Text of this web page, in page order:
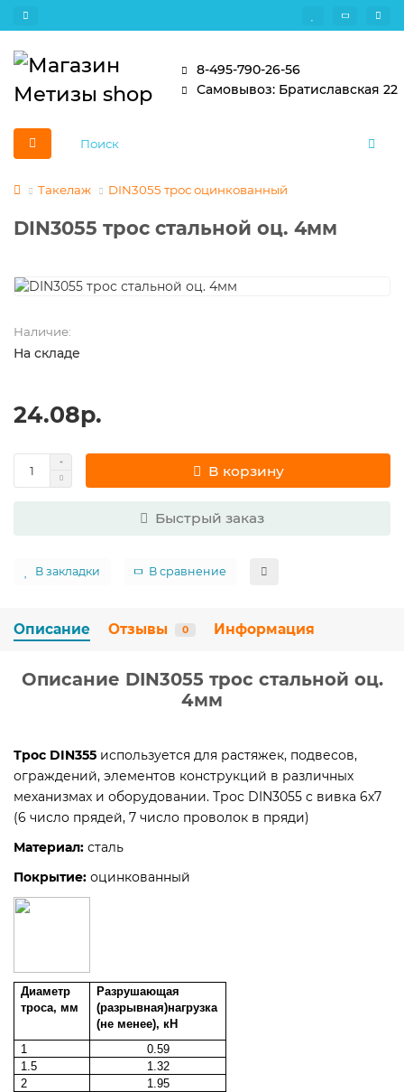
8-495-790-26-56
Самовывоз: Братиславская 22
Такелаж DIN3055 трос оцинкованный
DIN3055 трос стальной оц. 4мм
Наличие:
На складе
24.08р.
В корзину
Быстрый заказ
В закладки В сравнение
Описание Отзывы 0 Информация
Описание DIN3055 трос стальной оц.
4мм
Трос DIN355 используется для растяжек, подвесов,
ограждений, элементов конструкций в различных
механизмах и оборудовании. Трос DIN3055 c вивка 6х7
(6 число прядей, 7 число проволок в пряди)
Материал: сталь
Покрытие: оцинкованный
Диаметр
троса, мм
Разрушающая
(разрывная)нагрузка
(не менее), кН
1
0.59
1.5
1.32
2
1.95